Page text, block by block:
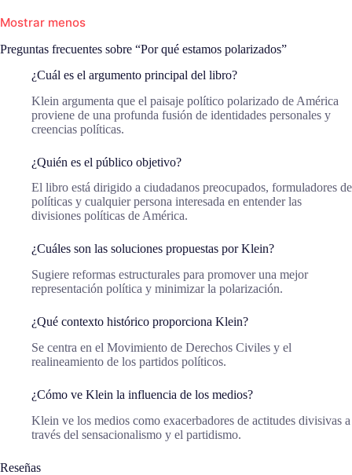
Mostrar menos
Preguntas frecuentes sobre “Por qué estamos polarizados”
¿Cuál es el argumento principal del libro?
Klein argumenta que el paisaje político polarizado de América
proviene de una profunda fusión de identidades personales y
creencias políticas.
¿Quién es el público objetivo?
El libro está dirigido a ciudadanos preocupados, formuladores de
políticas y cualquier persona interesada en entender las
divisiones políticas de América.
¿Cuáles son las soluciones propuestas por Klein?
Sugiere reformas estructurales para promover una mejor
representación política y minimizar la polarización.
¿Qué contexto histórico proporciona Klein?
Se centra en el Movimiento de Derechos Civiles y el
realineamiento de los partidos políticos.
¿Cómo ve Klein la influencia de los medios?
Klein ve los medios como exacerbadores de actitudes divisivas a
través del sensacionalismo y el partidismo.
Reseñas